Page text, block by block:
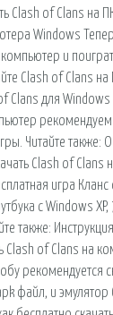
Clash of Clans на
Windows
и
Clash of Clans
Clans для
Читайте
Clash of Clans
игра
с Windows
также:
Clash of Clans на
рекомендуется
файл, и